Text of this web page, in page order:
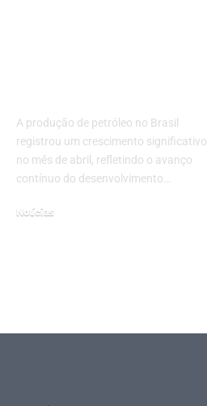
A produção de petróleo no Brasil
registrou um crescimento significativo
no mês de abril, refletindo o avanço
contínuo do desenvolvimento…
Notícias